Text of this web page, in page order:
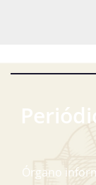
Órgano